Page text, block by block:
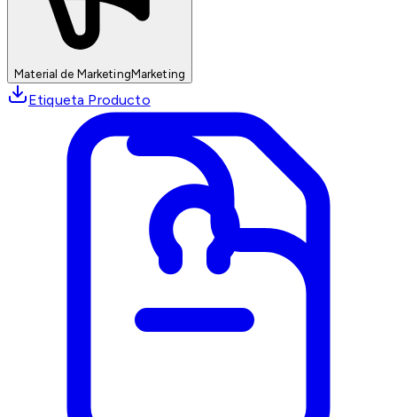
Material de MarketingMarketing
Etiqueta Producto